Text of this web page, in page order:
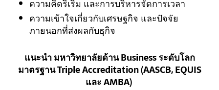
ความคิดริเริ่ม และการบริหารจัดการเวลา
ความเข้าใจเกี่ยวกับเศรษฐกิจ และปัจจัย
ภายนอกที่ส่งผลกับธุกิจ
แนะนำ มหาวิทยาลัยด้าน Business ระดับโลก
มาตรฐาน Triple Accreditation (AASCB, EQUIS
และ AMBA)